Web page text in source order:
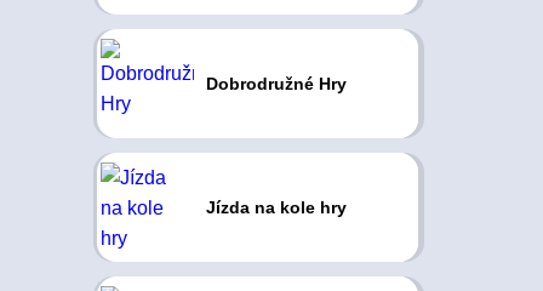
Dobrodružné Hry
Jízda na kole hry